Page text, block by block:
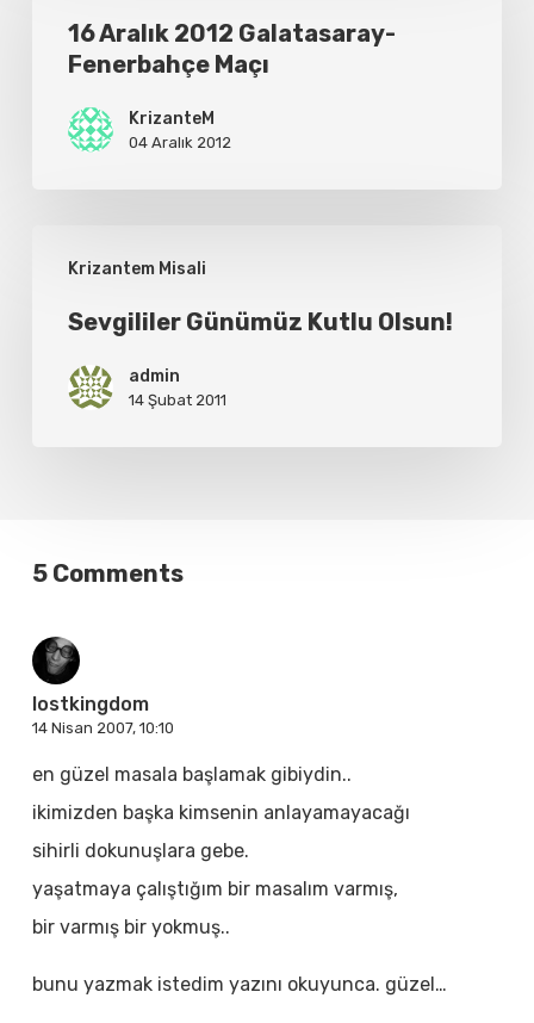
2012
Galatasaray-
Fenerbahçe
Maçı
16 Aralık 2012 Galatasaray-
Fenerbahçe Maçı
KrizanteM
04 Aralık 2012
Krizantem Misali
Günümüz
KutluSevgililer Günümüz Kutlu Olsun!
admin
14 Şubat 2011
5 Comments
lostkingdom
14 Nisan 2007, 10:10
en güzel masala başlamak gibiydin..
ikimizden başka kimsenin anlayamayacağı
sihirli dokunuşlara gebe.
yaşatmaya çalıştığım bir masalım varmış,
bir varmış bir yokmuş..
bunu yazmak istedim yazını okuyunca. güzel…